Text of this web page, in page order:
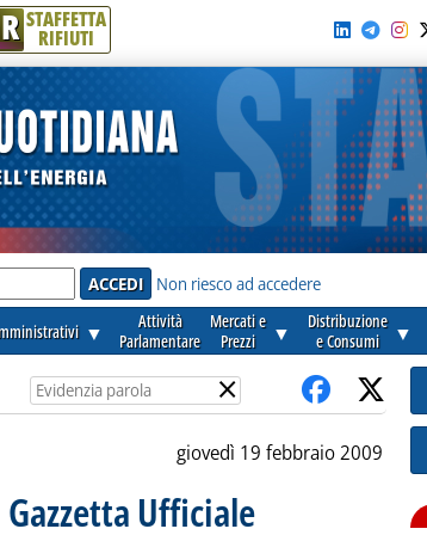
R STAFFETTA
RIFIUTI
Non riesco ad accedere
▼
Attività
Parlamentare
Mercati e
Prezzi
▼
Distribuzione
e Consumi
▼
×
giovedì 19 febbraio 2009
Ufficiale